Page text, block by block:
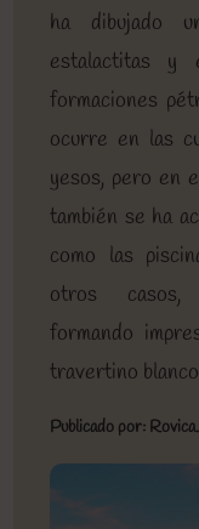
ha dibujado
estalactitas y
formaciones
ocurre en las
yesos, pero en
también se ha
como las
otros
formando
travertino
Publicado por: Rovica.